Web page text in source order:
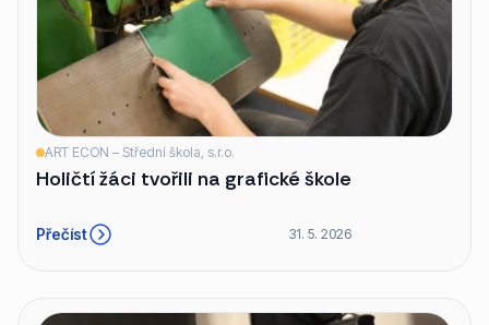
ART ECON – Střední škola, s.r.o.
Holičtí žáci tvořili na grafické škole
Přečíst 31. 5. 2026